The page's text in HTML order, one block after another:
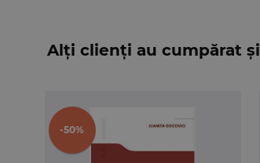
Alți clienți au cumpărat și
-50%